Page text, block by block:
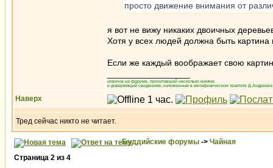
просто движение внимания от
я вот не вижу никаких двоичных
Хотя у всех людей должна быть
Если же каждый воображает свою
новичок на форуме, прочитавший несколько книжек
и доверяющий сведениям, изложенным в метафизическом трактате
Наверх
Тред сейчас никто не читает.
Буддийские форумы -> Чайная
Страница 2 из 4